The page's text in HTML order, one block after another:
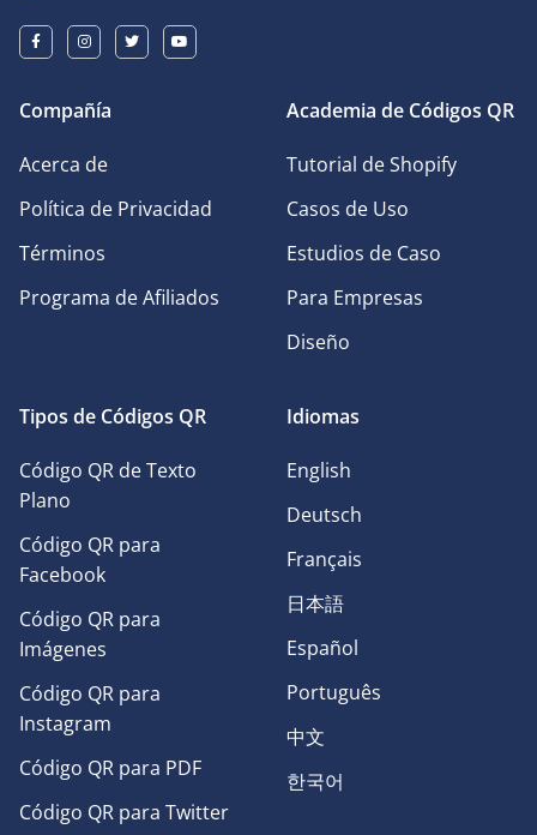
Compañía
Acerca de
Política de Privacidad
Términos
Programa de Afiliados
Academia de Códigos QR
Tutorial de Shopify
Casos de Uso
Estudios de Caso
Para Empresas
Diseño
Tipos de Códigos QR
Código QR de Texto
Plano
Código QR para
Facebook
Código QR para
Imágenes
Código QR para
Instagram
Código QR para PDF
Código QR para Twitter
Idiomas
English
Deutsch
Français
日本語
Español
Português
中文
한국어